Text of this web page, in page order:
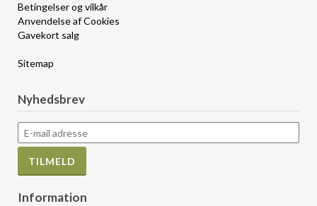
Betingelser og vilkår
Anvendelse af Cookies
Gavekort salg
Sitemap
Nyhedsbrev
Information